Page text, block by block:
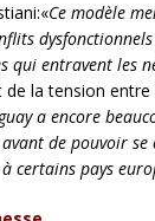
Ce modèle
qui entravent les
de la tension
a encore
de pouvoir se
certains pays